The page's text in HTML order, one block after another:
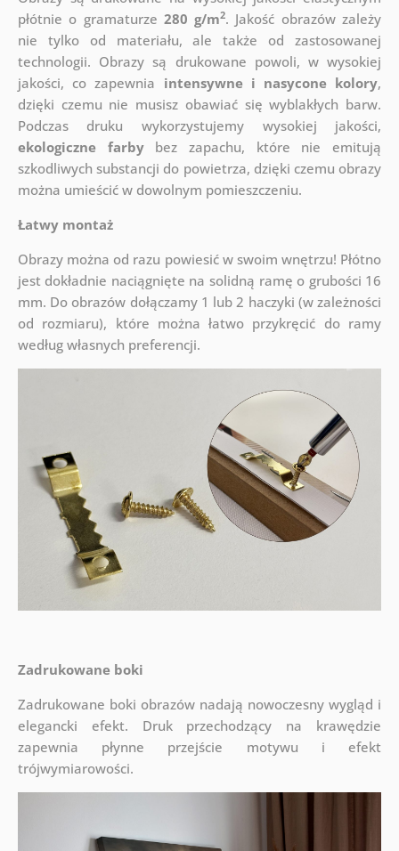
płótnie o gramaturze 280 g/m2. Jakość obrazów zależy
nie tylko od materiału, ale także od zastosowanej
technologii. Obrazy są drukowane powoli, w wysokiej
jakości, co zapewnia intensywne i nasycone kolory,
dzięki czemu nie musisz obawiać się wyblakłych barw.
Podczas druku wykorzystujemy wysokiej jakości,
ekologiczne farbybez zapachu, które nie emitują
szkodliwych substancji do powietrza, dzięki czemu obrazy
można umieścić w dowolnym pomieszczeniu.
Łatwy montaż
Obrazy można od razu powiesić w swoim wnętrzu! Płótno
jest dokładnie naciągnięte na solidną ramę o grubości 16
mm. Do obrazów dołączamy 1 lub 2 haczyki (w zależności
od rozmiaru), które można łatwo przykręcić do ramy
według własnych preferencji.
Zadrukowane boki
Zadrukowane boki obrazów nadają nowoczesny wygląd i
elegancki efekt. Druk przechodzący na krawędzie
zapewnia płynne przejście motywu i efekt
trójwymiarowości.